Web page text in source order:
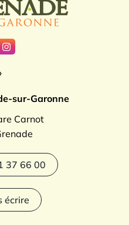
vers le compte Facebook
Lien vers le compte
sur-Garonne
Carnot
37 66 00
écrire